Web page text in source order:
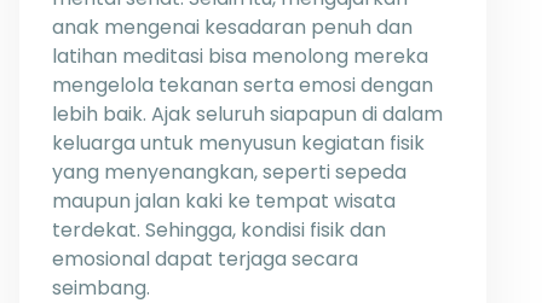
anak mengenai kesadaran penuh dan
latihan meditasi bisa menolong mereka
mengelola tekanan serta emosi dengan
lebih baik. Ajak seluruh siapapun di dalam
keluarga untuk menyusun kegiatan fisik
yang menyenangkan, seperti sepeda
maupun jalan kaki ke tempat wisata
terdekat. Sehingga, kondisi fisik dan
emosional dapat terjaga secara
seimbang.